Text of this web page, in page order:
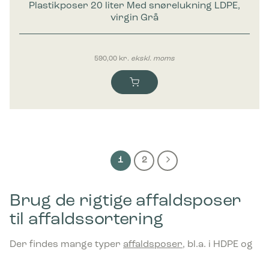
Plastikposer 20 liter Med snørelukning LDPE,
virgin Grå
590,00 kr. ekskl. moms
1 2
Brug de rigtige affaldsposer
til affaldssortering
Der findes mange typer affaldsposer, bl.a. i HDPE og